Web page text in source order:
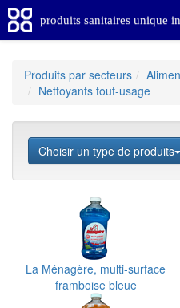
produits sanitaires unique
Produits par secteurs
Nettoyants tout-usage
Choisir un type de produits
La Ménagère, multi-surface
framboise bleue